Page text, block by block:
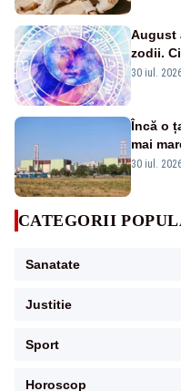
August
zodii.
iubire
30 iul.
Încă o
mai
Dunării
30 iul.
CATEGORII
Sanatate
Justitie
Sport
Horoscop